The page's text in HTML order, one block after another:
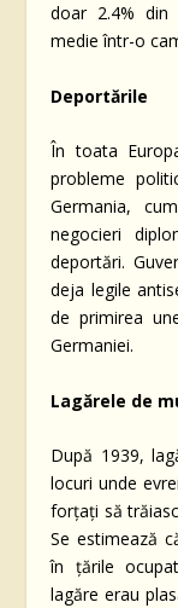
doar 2.4%
medie într-o
Deportările
În toata
probleme
Germania,
negocieri
deportări.
deja legile
de primirea
Germaniei.
Lagărele de
După 1939,
locuri unde
forțați să
Se estimează
în țările
lagăre erau